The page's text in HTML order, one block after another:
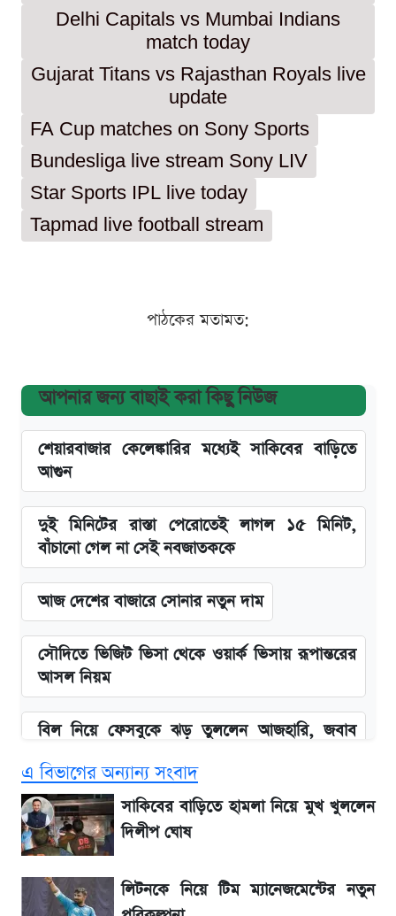
Delhi Capitals vs Mumbai Indians
match today
Gujarat Titans vs Rajasthan Royals live
update
FA Cup matches on Sony Sports
Bundesliga live stream Sony LIV
Star Sports IPL live today
Tapmad live football stream
পাঠকের মতামত:
আপনার জন্য বাছাই করা কিছু নিউজ
শেয়ারবাজার কেলেঙ্কারির মধ্যেই সাকিবের বাড়িতে
আগুন
দুই মিনিটের রাস্তা পেরোতেই লাগল ১৫ মিনিট,
বাঁচানো গেল না সেই নবজাতককে
আজ দেশের বাজারে সোনার নতুন দাম
সৌদিতে ভিজিট ভিসা থেকে ওয়ার্ক ভিসায় রূপান্তরের
আসল নিয়ম
বিল নিয়ে ফেসবুকে ঝড় তুললেন আজহারি, জবাব
আগামী ৪ দিনের আবহাওয়া নিয়ে বড় সতর্কবার্তা
বাংলাদেশ নিয়ে যা বললেন সজীব ওয়াজেদ জয়
এ বিভাগের অন্যান্য সংবাদ
সাকিবের বাড়িতে হামলা নিয়ে মুখ খুললেন
দিলীপ ঘোষ
লিটনকে নিয়ে টিম ম্যানেজমেন্টের নতুন